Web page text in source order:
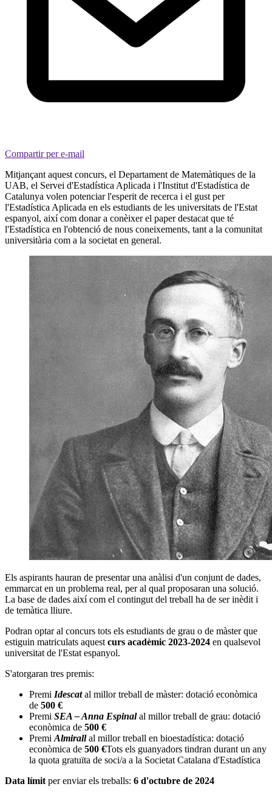
Compartir per e-mail
Mitjançant aquest concurs, el Departament de Matemàtiques de la
UAB, el Servei d'Estadística Aplicada i l'Institut d'Estadística de
Catalunya volen potenciar l'esperit de recerca i el gust per
l'Estadística Aplicada en els estudiants de les universitats de l'Estat
espanyol, així com donar a conèixer el paper destacat que té
l'Estadística en l'obtenció de nous coneixements, tant a la comunitat
universitària com a la societat en general.
Els aspirants hauran de presentar una anàlisi d'un conjunt de dades,
emmarcat en un problema real, per al qual proposaran una solució.
La base de dades així com el contingut del treball ha de ser inèdit i
de temàtica lliure.
Podran optar al concurs tots els estudiants de grau o de màster que
estiguin matriculats aquest curs acadèmic 2023-2024 en qualsevol
universitat de l'Estat espanyol.
S'atorgaran tres premis:
Premi Idescatal millor treball de màster: dotació econòmica
de 500 €
Premi SEA – Anna Espinalal millor treball de grau: dotació
econòmica de 500 €
Premi Almirallal millor treball en bioestadística: dotació
econòmica de 500 €Tots els guanyadors tindran durant un any
la quota gratuïta de soci/a a la Societat Catalana d'Estadística
Data límit per enviar els treballs: 6 d'octubre de 2024